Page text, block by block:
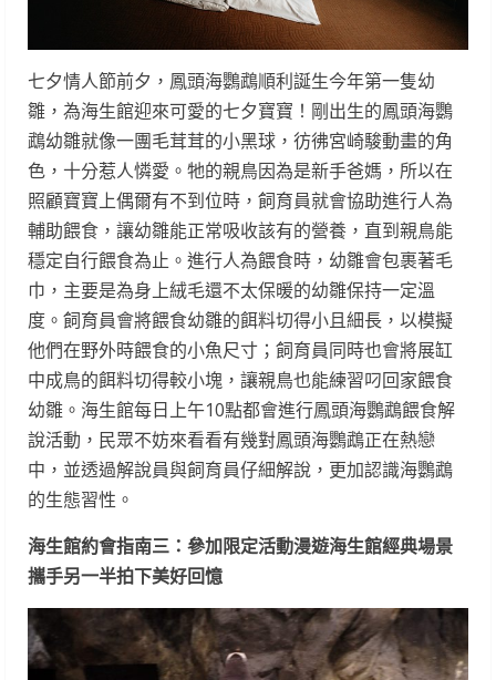
七夕情人節前夕，鳳頭海鸚鵡順利誕生今年第一隻幼
雛，為海生館迎來可愛的七夕寶寶！剛出生的鳳頭海鸚
鵡幼雛就像一團毛茸茸的小黑球，彷彿宮崎駿動畫的角
色，十分惹人憐愛。牠的親鳥因為是新手爸媽，所以在
照顧寶寶上偶爾有不到位時，飼育員就會協助進行人為
輔助餵食，讓幼雛能正常吸收該有的營養，直到親鳥能
穩定自行餵食為止。進行人為餵食時，幼雛會包裹著毛
巾，主要是為身上絨毛還不太保暖的幼雛保持一定溫
度。飼育員會將餵食幼雛的餌料切得小且細長，以模擬
他們在野外時餵食的小魚尺寸；飼育員同時也會將展缸
中成鳥的餌料切得較小塊，讓親鳥也能練習叼回家餵食
幼雛。海生館每日上午10點都會進行鳳頭海鸚鵡餵食解
說活動，民眾不妨來看看有幾對鳳頭海鸚鵡正在熱戀
中，並透過解說員與飼育員仔細解說，更加認識海鸚鵡
的生態習性。
海生館約會指南三：參加限定活動漫遊海生館經典場景
攜手另一半拍下美好回憶